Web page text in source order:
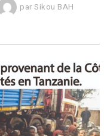
parSikou BAH